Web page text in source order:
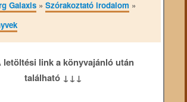
Galaxis» Szórakoztató irodalom »
link a könyvajánló után
található ↓↓↓